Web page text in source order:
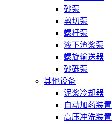
砂泵
剪切泵
螺杆泵
液下渣浆泵
螺旋输送器
砂砾泵
其他设备
泥浆冷却器
自动加药装置
高压冲洗装置